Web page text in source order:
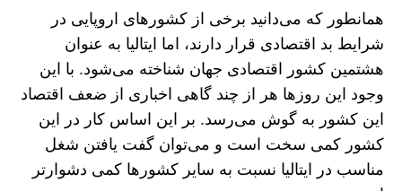
همانطور که می‌دانید برخی از کشور‌های اروپایی در
شرایط بد اقتصادی قرار دارند، اما ایتالیا به عنوان
هشتمین کشور اقتصادی جهان شناخته می‌شود. با این
وجود این روز‌ها هر از چند گاهی اخباری از ضعف اقتصاد
این کشور به گوش می‌رسد. بر این اساس کار در این
کشور کمی سخت است و می‌توان گفت یافتن شغل
مناسب در ایتالیا نسبت به سایر کشور‌ها کمی دشوارتر